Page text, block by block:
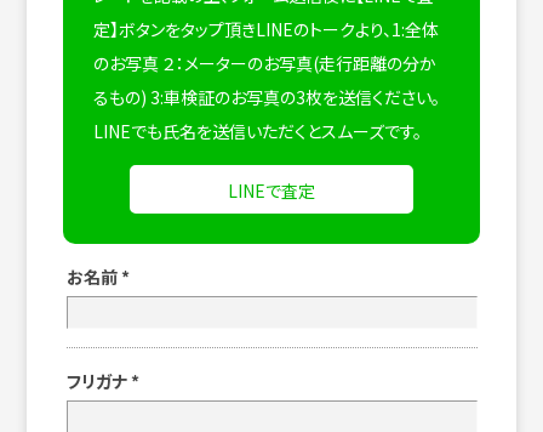
定】ボタンをタップ頂きLINEのトークより、1:全体
のお写真 ２：メーターのお写真(走行距離の分か
るもの) 3:車検証のお写真の3枚を送信ください。
LINEでも氏名を送信いただくとスムーズです。
LINEで査定
お名前 *
フリガナ *